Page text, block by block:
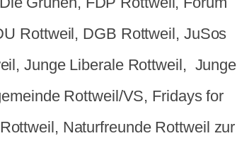
Rottweil, DGB Rottweil, JuSos
Junge Liberale Rottweil, Junge
Rottweil/VS, Fridays for
Naturfreunde Rottweil zur